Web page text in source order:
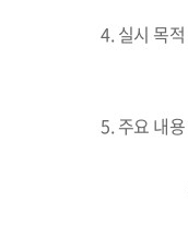
4. 실시 목
5. 주요 내
2)